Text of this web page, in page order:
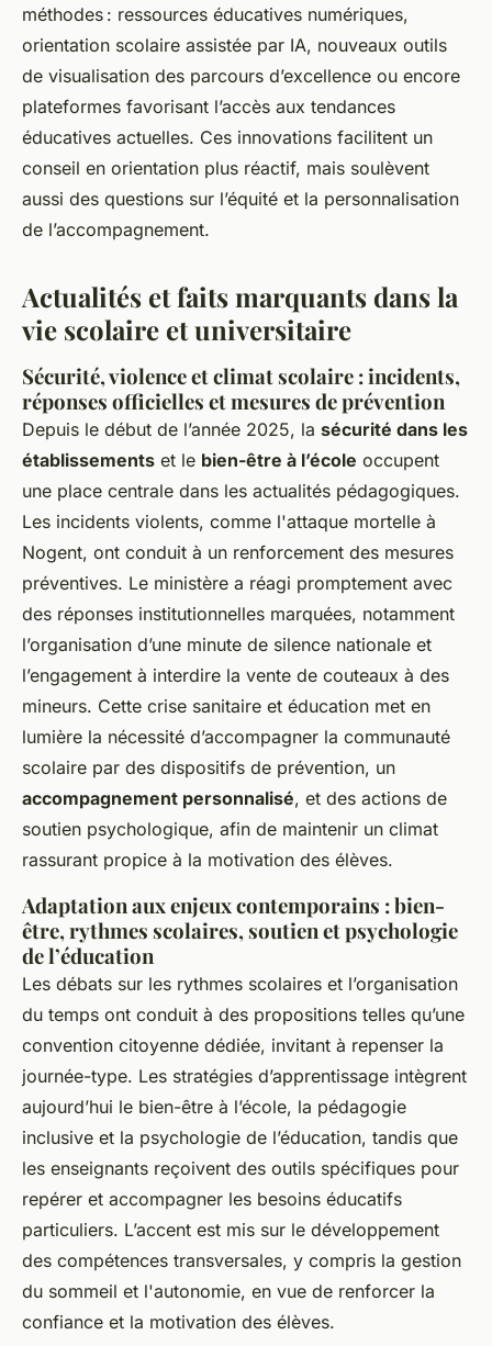
méthodes : ressources éducatives numériques,
orientation scolaire assistée par IA, nouveaux outils
de visualisation des parcours d’excellence ou encore
plateformes favorisant l’accès aux tendances
éducatives actuelles. Ces innovations facilitent un
conseil en orientation plus réactif, mais soulèvent
aussi des questions sur l’équité et la personnalisation
de l’accompagnement.
Actualités et faits marquants dans la
vie scolaire et universitaire
Sécurité, violence et climat scolaire : incidents,
réponses officielles et mesures de prévention
Depuis le début de l’année 2025, la sécurité dans les
établissements et le bien-être à l’école occupent
une place centrale dans les actualités pédagogiques.
Les incidents violents, comme l'attaque mortelle à
Nogent, ont conduit à un renforcement des mesures
préventives. Le ministère a réagi promptement avec
des réponses institutionnelles marquées, notamment
l’organisation d’une minute de silence nationale et
l’engagement à interdire la vente de couteaux à des
mineurs. Cette crise sanitaire et éducation met en
lumière la nécessité d’accompagner la communauté
scolaire par des dispositifs de prévention, un
accompagnement personnalisé, et des actions de
soutien psychologique, afin de maintenir un climat
rassurant propice à la motivation des élèves.
Adaptation aux enjeux contemporains : bien-
être, rythmes scolaires, soutien et psychologie
de l’éducation
Les débats sur les rythmes scolaires et l’organisation
du temps ont conduit à des propositions telles qu’une
convention citoyenne dédiée, invitant à repenser la
journée-type. Les stratégies d’apprentissage intègrent
aujourd’hui le bien-être à l’école, la pédagogie
inclusive et la psychologie de l’éducation, tandis que
les enseignants reçoivent des outils spécifiques pour
repérer et accompagner les besoins éducatifs
particuliers. L’accent est mis sur le développement
des compétences transversales, y compris la gestion
du sommeil et l'autonomie, en vue de renforcer la
confiance et la motivation des élèves.